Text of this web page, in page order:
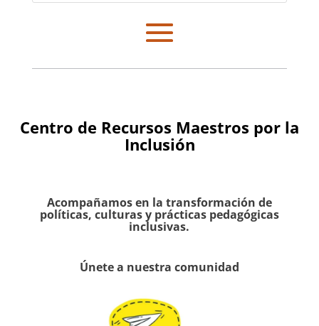
Centro de Recursos Maestros por la
Inclusión
Acompañamos en la transformación de
políticas, culturas y prácticas pedagógicas
inclusivas.
Únete a nuestra comunidad